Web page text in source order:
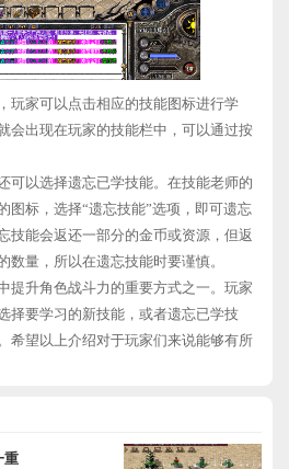
玩家可以点击相应的技能图标进行学
会出现在玩家的技能栏中，可以通过按
可以选择遗忘已学技能。在技能老师的
图标，选择“遗忘技能”选项，即可遗忘
技能会返还一部分的金币或资源，但返
数量，所以在遗忘技能时要谨慎。
提升角色战斗力的重要方式之一。玩家
择要学习的新技能，或者遗忘已学技
希望以上介绍对于玩家们来说能够有所
重